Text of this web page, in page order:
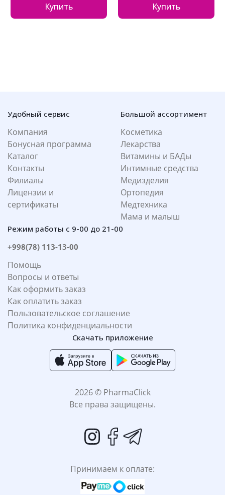
Купить Купить
Удобный сервис
Компания
Бонусная программа
Каталог
Контакты
Филиалы
Лицензии и
сертификаты
Большой ассортимент
Косметика
Лекарства
Витамины и БАДы
Интимные средства
Медизделия
Ортопедия
Медтехника
Мама и малыш
Режим работы с 9-00 до 21-00
+998(78) 113-13-00
Помощь
Вопросы и ответы
Как оформить заказ
Как оплатить заказ
Пользовательское соглашение
Политика конфиденциальности
Скачать приложение
2026 © PharmaClick
Все права защищены.
Принимаем к оплате: